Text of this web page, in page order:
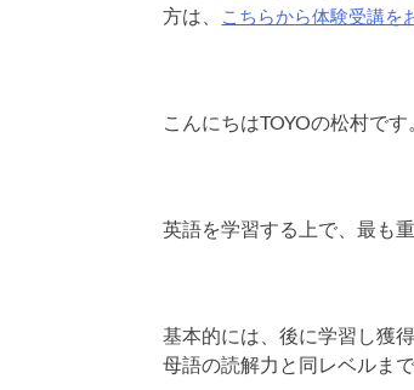
方は、
こちらから体験受講を
こんにちはTOYOの松村です
英語を学習する上で、最も
基本的には、後に学習し獲
母語の読解力と同レベルま